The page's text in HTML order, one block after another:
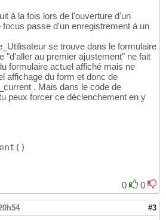
à la fois lors de l'ouverture d'un
passe d'un enregistrement à un
se trouve dans le formulaire
"d'aller au premier ajustement" ne fait
formulaire actuel affiché mais ne
affichage du form et donc de
. Mais dans le code de
peux forcer ce déclenchement en y
( )
0 0
#3